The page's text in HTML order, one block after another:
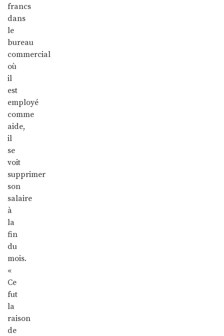
francs
dans
le
bureau
commercial
où
il
est
employé
comme
aide,
il
se
voit
supprimer
son
salaire
à
la
fin
du
mois.
«
Ce
fut
la
raison
de